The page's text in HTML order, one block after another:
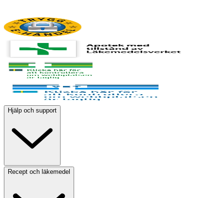
Hjälp och support
Recept och läkemedel